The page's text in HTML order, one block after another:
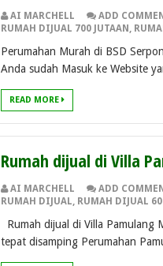
AI MARCHELL ADD
RUMAH DIJUAL 700 JUTAAN,
Perumahan Murah di BSD
Anda sudah Masuk ke Website
READ MORE
Rumah dijual di Villa
AI MARCHELL ADD
RUMAH DIJUAL, RUMAH DIJUAL
Rumah dijual di Villa Pamulang
tepat disamping Perumahan